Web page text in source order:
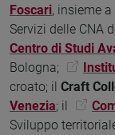
Foscari, insieme a
Servizi delle CNA
Centro di Studi
Bologna;
croato; il Craft
Venezia; il
Sviluppo